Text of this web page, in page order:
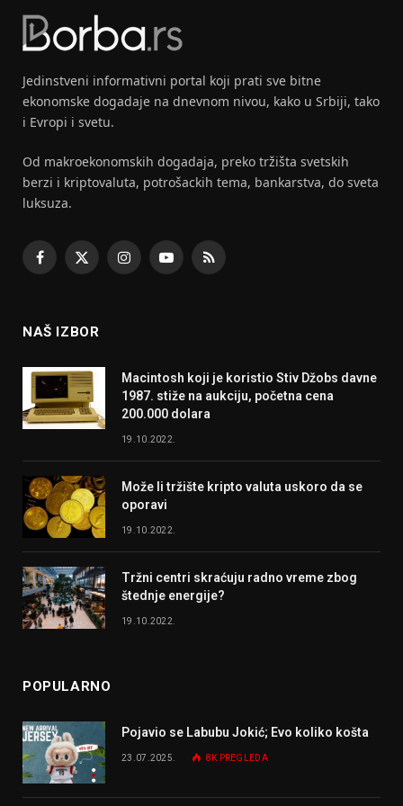
Jedinstveni informativni portal koji prati sve bitne
ekonomske dogadaje na dnevnom nivou, kako u Srbiji, tako
i Evropi i svetu.
Od makroekonomskih dogadaja, preko tržišta svetskih
berzi i kriptovaluta, potrošackih tema, bankarstva, do sveta
luksuza.
Facebook
X
InstagramYouTubeRSS
NAŠ IZBOR
Macintosh koji je koristio Stiv Džobs davne
1987. stiže na aukciju, početna cena
200.000 dolara
19.10.2022.
Može li tržište kripto valuta uskoro da se
oporavi
19.10.2022.
Tržni centri skraćuju radno vreme zbog
štednje energije?
19.10.2022.
POPULARNO
Pojavio se Labubu Jokić; Evo koliko košta
23.07.2025. 8K PREGLEDA